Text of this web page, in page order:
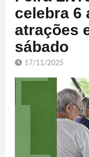
celebra 6
atrações
sábado
17/11/2025